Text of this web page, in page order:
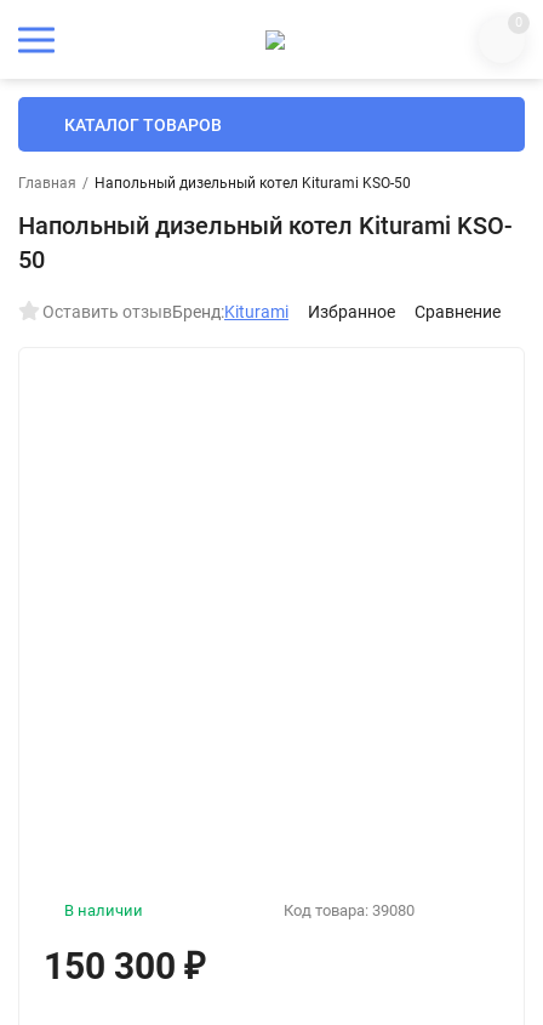
0
КАТАЛОГ ТОВАРОВ
Главная / Напольный дизельный котел Kiturami KSO-50
Напольный дизельный котел Kiturami KSO-
50
Оставить отзывБренд:Kiturami Избранное Сравнение
Код товара: 39080
В наличии
150 300 ₽